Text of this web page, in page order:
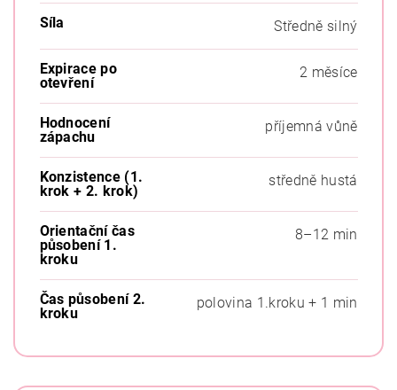
Síla Středně silný
Expirace po
otevření
2 měsíce
Hodnocení
zápachu
příjemná vůně
Konzistence (1.
krok + 2. krok)
středně hustá
Orientační čas
působení 1.
kroku
8–12 min
Čas působení 2.
kroku
polovina 1.kroku + 1 min